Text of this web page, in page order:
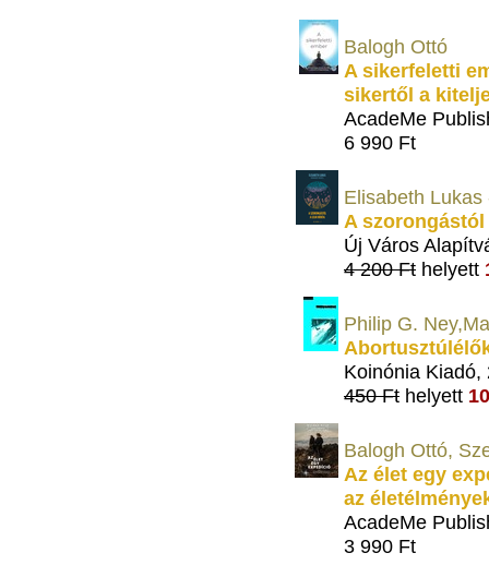
Balogh Ottó
A sikerfeletti
sikertől a
AcadeMe
6 990 Ft
Elisabeth
A
Új Város
4 200 Ft helyett
Philip G.
Koinónia Kiadó,
450 Ft helyett
Balogh Ottó,
Az élet egy
az
AcadeMe
3 990 Ft